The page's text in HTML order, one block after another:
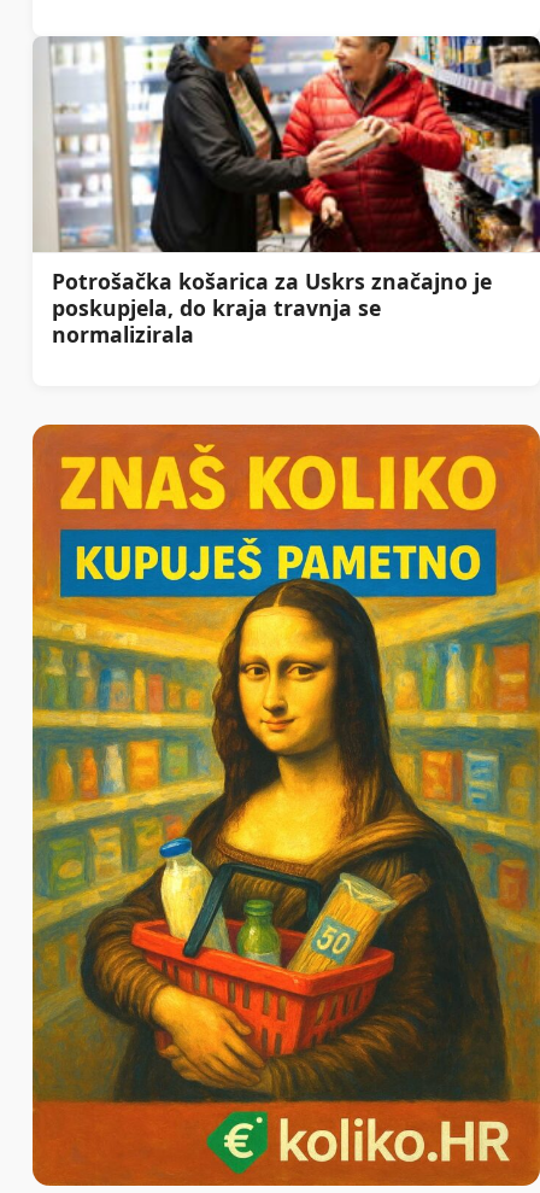
Potrošačka košarica za Uskrs značajno je
poskupjela, do kraja travnja se
normalizirala